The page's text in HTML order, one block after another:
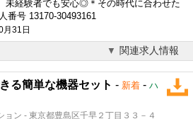
経験者でも安心◎＊その時代に合わせた
番号 13170-30493161
月31日
関連求人情報
る簡単な機器セット - 新着 - ハ
ン - 東京都豊島区千早２丁目３３－４